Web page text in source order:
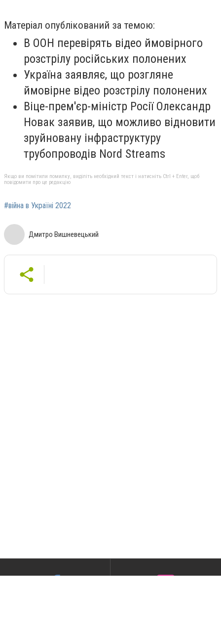
Матеріал опублікований за темою:
В ООН перевірять відео ймовірного
розстрілу російських полонених
Україна заявляє, що розгляне
ймовірне відео розстрілу полонених
Віце-прем'єр-міністр Росії Олександр
Новак заявив, що можливо відновити
зруйновану інфраструктуру
трубопроводів Nord Streams
Якщо ви помітили помилку, виділіть необхідний текст і натисніть Ctrl + Enter, щоб
повідомити про це редакцію
#війна в Україні 2022
Дмитро Вишневецький